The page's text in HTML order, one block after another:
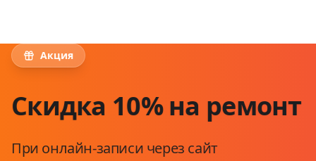
Акция
Скидка 10% на ремонт
При онлайн-записи через сайт